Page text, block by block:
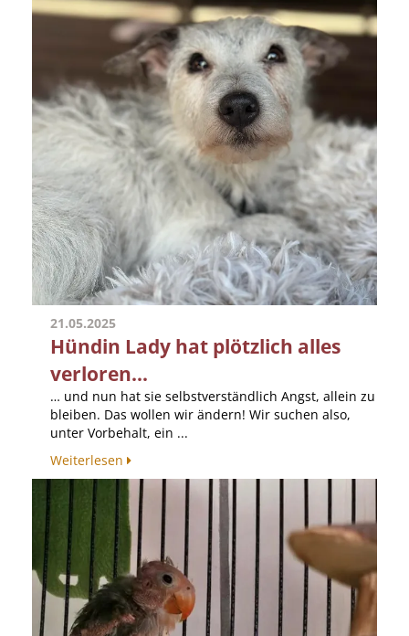
21.05.2025
Hündin Lady hat plötzlich alles
verloren...
… und nun hat sie selbstverständlich Angst, allein zu
bleiben. Das wollen wir ändern! Wir suchen also,
unter Vorbehalt, ein ...
Weiterlesen